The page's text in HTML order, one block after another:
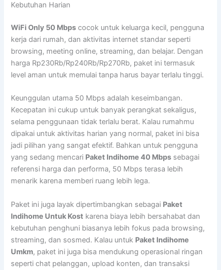
Kebutuhan Harian
WiFi Only 50 Mbps cocok untuk keluarga kecil, pengguna
kerja dari rumah, dan aktivitas internet standar seperti
browsing, meeting online, streaming, dan belajar. Dengan
harga Rp230Rb/Rp240Rb/Rp270Rb, paket ini termasuk
level aman untuk memulai tanpa harus bayar terlalu tinggi.
Keunggulan utama 50 Mbps adalah keseimbangan.
Kecepatan ini cukup untuk banyak perangkat sekaligus,
selama penggunaan tidak terlalu berat. Kalau rumahmu
dipakai untuk aktivitas harian yang normal, paket ini bisa
jadi pilihan yang sangat efektif. Bahkan untuk pengguna
yang sedang mencari Paket Indihome 40 Mbps sebagai
referensi harga dan performa, 50 Mbps terasa lebih
menarik karena memberi ruang lebih lega.
Paket ini juga layak dipertimbangkan sebagai Paket
Indihome Untuk Kost karena biaya lebih bersahabat dan
kebutuhan penghuni biasanya lebih fokus pada browsing,
streaming, dan sosmed. Kalau untuk Paket Indihome
Umkm, paket ini juga bisa mendukung operasional ringan
seperti chat pelanggan, upload konten, dan transaksi